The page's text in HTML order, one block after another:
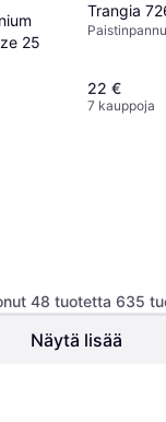
25
Trangia
22 €
7 kauppoja
48 tuotetta 635
Näytä lisää